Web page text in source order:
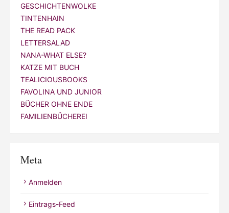
GESCHICHTENWOLKE
TINTENHAIN
THE READ PACK
LETTERSALAD
NANA-WHAT ELSE?
KATZE MIT BUCH
TEALICIOUSBOOKS
FAVOLINA UND JUNIOR
BÜCHER OHNE ENDE
FAMILIENBÜCHEREI
Meta
Anmelden
Eintrags-Feed